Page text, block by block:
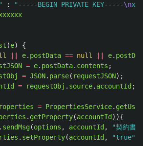
" : " -----BEGIN PRIVATE KEY-----\n
(e)
{
e. postData == null e. postData
= e. postData. contents ;
= JSON. parse( requestJSON);
= requestObj . source. accountId ;
= PropertiesService.
. getProperty(accountId )){
. sendMsg(options , accountId , "契約書だ
. setProperty(accountId , "true"